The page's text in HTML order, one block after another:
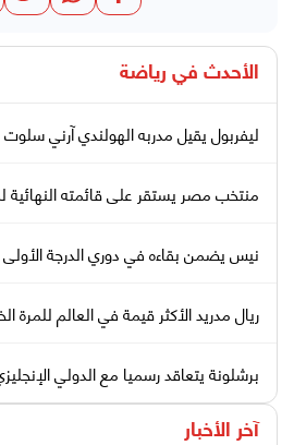
الأحدث في رياضة
ليفربول يقيل مدربه الهولندي آرني سلوت
منتخب مصر يستقر على قائمته النهائية
نيس يضمن بقاءه في دوري الدرجة
ريال مدريد الأكثر قيمة في العالم للمرة
برشلونة يتعاقد رسميا مع الدولي
آخر الأخبار